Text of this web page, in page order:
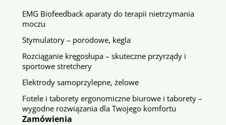
EMG Biofeedback aparaty do terapii nietrzymania
moczu
Stymulatory – porodowe, kegla
Rozciąganie kręgosłupa – skuteczne przyrządy i
sportowe stretchery
Elektrody samoprzylepne, żelowe
Fotele i taborety ergonomiczne biurowe i taborety –
wygodne rozwiązania dla Twojego komfortu
Zamówienia